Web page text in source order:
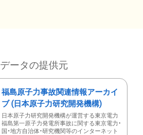
データの提供元
福島原子力事故関連情報アーカイ
ブ (日本原子力研究開発機構)
日本原子力研究開発機構が運営する東京電力
福島第一原子力発電所事故に関する東京電力・
国・地方自治体・研究機関等のインターネット